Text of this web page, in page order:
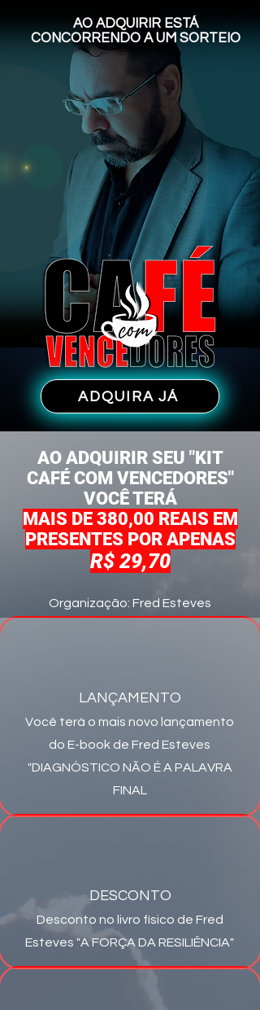
AO ADQUIRIR ESTÁ
CONCORRENDO A UM SORTEIO
ADQUIRA JÁ
AO ADQUIRIR SEU "KIT
CAFÉ COM VENCEDORES"
VOCÊ TERÁ
MAIS DE 380,00 REAIS EM
PRESENTES POR APENAS
R$ 29,70
Organização: Fred Esteves
LANÇAMENTO
Você terá o mais novo lançamento
do E-book de Fred Esteves
"DIAGNÓSTICO NÃO É A PALAVRA
FINAL
DESCONTO
Desconto no livro físico de Fred
Esteves "A FORÇA DA RESILIÊNCIA"